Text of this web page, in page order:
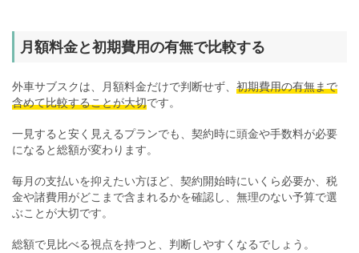
月額料金と初期費用の有無で比較する
外車サブスクは、月額料金だけで判断せず、 初期費用の有無まで
含めて比較することが大切です。
一見すると安く見えるプランでも、契約時に頭金や手数料が必要
になると総額が変わります。
毎月の支払いを抑えたい方ほど、契約開始時にいくら必要か、税
金や諸費用がどこまで含まれるかを確認し、無理のない予算で選
ぶことが大切です。
総額で見比べる視点を持つと、判断しやすくなるでしょう。